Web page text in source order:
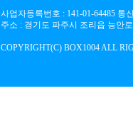
사업자등록번호 : 141-01-64485
주소 : 경기도 파주시 조리읍 능안
COPYRIGHT(C) BOX1004 ALL